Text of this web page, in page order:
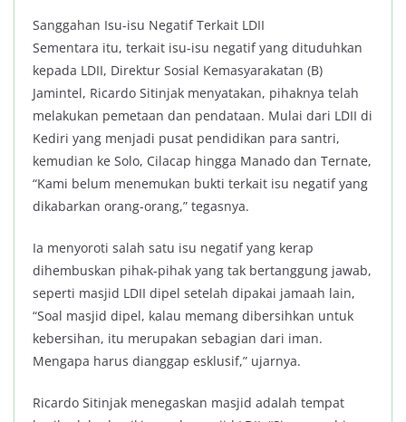
Sanggahan Isu-isu Negatif Terkait LDII
Sementara itu, terkait isu-isu negatif yang dituduhkan
kepada LDII, Direktur Sosial Kemasyarakatan (B)
Jamintel, Ricardo Sitinjak menyatakan, pihaknya telah
melakukan pemetaan dan pendataan. Mulai dari LDII di
Kediri yang menjadi pusat pendidikan para santri,
kemudian ke Solo, Cilacap hingga Manado dan Ternate,
“Kami belum menemukan bukti terkait isu negatif yang
dikabarkan orang-orang,” tegasnya.
Ia menyoroti salah satu isu negatif yang kerap
dihembuskan pihak-pihak yang tak bertanggung jawab,
seperti masjid LDII dipel setelah dipakai jamaah lain,
“Soal masjid dipel, kalau memang dibersihkan untuk
kebersihan, itu merupakan sebagian dari iman.
Mengapa harus dianggap esklusif,” ujarnya.
Ricardo Sitinjak menegaskan masjid adalah tempat